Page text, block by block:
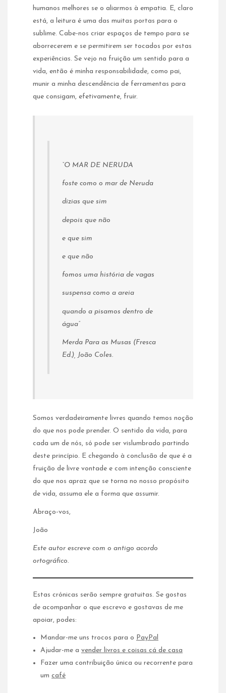
humanos melhores se o aliarmos à empatia. E, claro
está, a leitura é uma das muitas portas para o
sublime. Cabe-nos criar espaços de tempo para se
aborrecerem e se permitirem ser tocados por estas
experiências. Se vejo na fruição um sentido para a
vida, então é minha responsabilidade, como pai,
munir a minha descendência de ferramentas para
que consigam, efetivamente, fruir.
“O MAR DE NERUDA
foste como o mar de Neruda
dizias que sim
depois que não
e que sim
e que não
fomos uma história de vagas
suspensa como a areia
quando a pisamos dentro de
água”
Merda Para as Musas (Fresca
Ed.), João Coles.
Somos verdadeiramente livres quando temos noção
do que nos pode prender. O sentido da vida, para
cada um de nós, só pode ser vislumbrado partindo
deste princípio. E chegando à conclusão de que é a
fruição de livre vontade e com intenção consciente
do que nos apraz que se torna no nosso propósito
de vida, assuma ele a forma que assumir.
Abraço-vos,
João
Este autor escreve com o antigo acordo
ortográfico.
Estas crónicas serão sempre gratuitas. Se gostas
de acompanhar o que escrevo e gostavas de me
apoiar, podes:
Mandar-me uns trocos para o PayPal
Ajudar-me a vender livros e coisas cá de casa
Fazer uma contribuição única ou recorrente para
um café